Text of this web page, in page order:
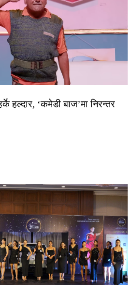
हल्दार, ‘कमेडी बाज’मा निरन्तर